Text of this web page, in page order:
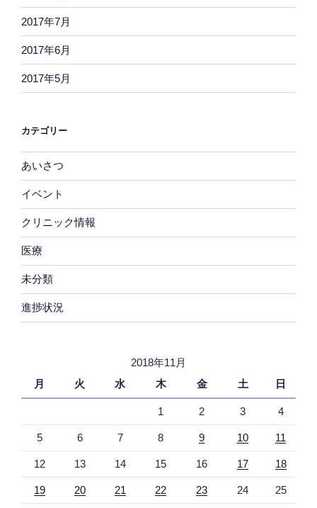
2017年7月
2017年6月
2017年5月
カテゴリー
あいさつ
イベント
クリニック情報
医療
未分類
進捗状況
2018年11月
月
火 水 木 金 土 日
1 2 3 4
5 6 7 8 9 10 11
12 13 14 15 16 17 18
19 20 21 22 23 24 25